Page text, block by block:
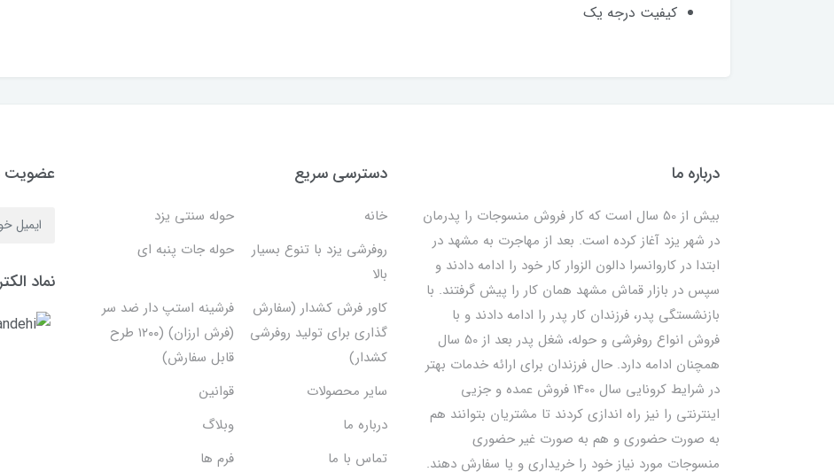
کیفیت درجه یک
درباره ما
بیش از 50 سال است که کار فروش منسوجات را پدرمان
در شهر یزد آغاز کرده است. بعد از مهاجرت به مشهد در
ابتدا در کاروانسرا دالون الزوار کار خود را ادامه دادند و
سپس در بازار قماش مشهد همان کار را پیش گرفتند. با
بازنشستگی پدر، فرزندان کار پدر را ادامه دادند و با
فروش انواع روفرشی و حوله، شغل پدر بعد از 50 سال
همچنان ادامه دارد. حال فرزندان برای ارائه خدمات بهتر
در شرایط کرونایی سال 1400 فروش عمده و جزیی
اینترنتی را نیز راه اندازی کردند تا مشتریان بتوانند هم
به صورت حضوری و هم به صورت غیر حضوری
منسوجات مورد نیاز خود را خریداری و یا سفارش دهند.
دسترسی سریع
خانه
حوله سنتی یزد
روفرشی یزد با تنوع بسیار
بالا
حوله جات پنبه ای
کاور فرش کشدار (سفارش
گذاری برای تولید روفرشی
کشدار)
فرشینه استپ دار ضد سر
(فرش ارزان) (۱۲۰۰ طرح
قابل سفارش)
سایر محصولات
قوانین
درباره ما
وبلاگ
تماس با ما
فرم ها
عضویت
نماد